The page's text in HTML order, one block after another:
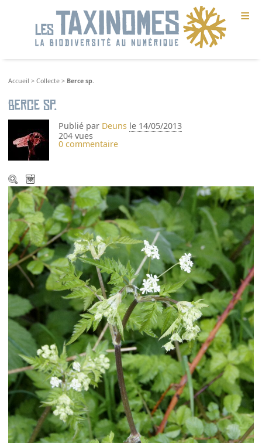
≡
Accueil >Collecte > Berce sp.
Berce sp.
Publié par Deuns le 14/05/2013
204 vues
0 commentaire